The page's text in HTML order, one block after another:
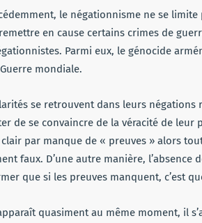
le négationnisme ne se limite
en cause certains crimes de
Parmi eux, le génocide
mondiale.
se retrouvent dans leurs
de se convaincre de la véracité de leur
clair par manque de « preuves » alors
faux. D’une autre manière, l’absence
que si les preuves manquent, c’est
quasiment au même moment, il